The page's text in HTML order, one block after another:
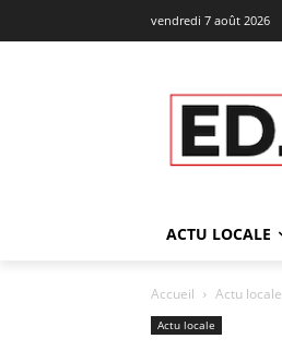
vendredi 7 août 2026
ACTU LOCALE
Accueil Actu locale
Actu locale